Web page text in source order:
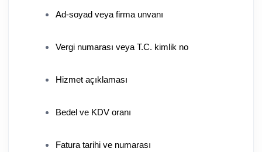
Ad-soyad veya firma unvanı
Vergi numarası veya T.C. kimlik no
Hizmet açıklaması
Bedel ve KDV oranı
Fatura tarihi ve numarası